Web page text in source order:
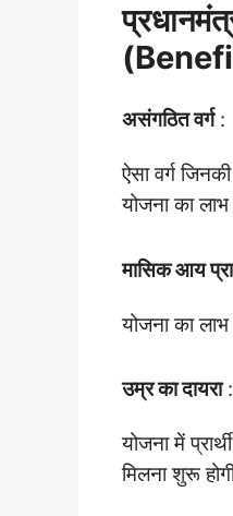
असंगठित वर्ग:
ऐसा वर्ग
योजना का लाभ
मासिक आय
योजना का
उम्र का दायरा:
योजना में
मिलना शुरू